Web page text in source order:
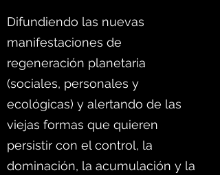
Difundiendo las nuevas
manifestaciones de
regeneración planetaria
(sociales, personales y
ecológicas) y alertando de las
viejas formas que quieren
persistir con el control, la
dominación, la acumulación y la